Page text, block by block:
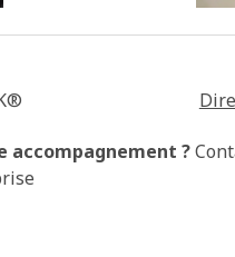
accompagnement ?